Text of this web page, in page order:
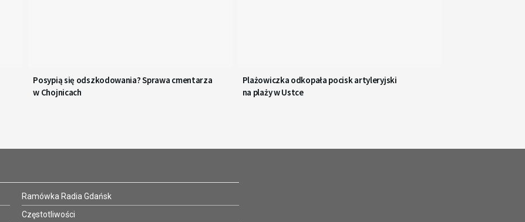
Posypią się odszkodowania? Sprawa cmentarza
w Chojnicach
Plażowiczka odkopała pocisk artyleryjski
na plaży w Ustce
Ramówka Radia Gdańsk
Częstotliwości